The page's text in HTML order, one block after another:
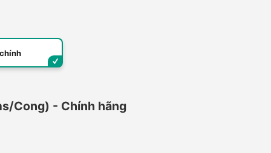
Cong) - Chính hãng